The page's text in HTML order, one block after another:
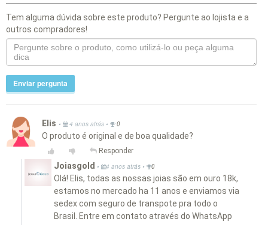
Tem alguma dúvida sobre este produto? Pergunte ao lojista e a
outros compradores!
Enviar pergunta
Elis • 4 anos atrás • 0
O produto é original e de boa qualidade?
Responder
Joiasgold • 4 anos atrás • 0
Olá! Elis, todas as nossas joias são em ouro 18k,
estamos no mercado ha 11 anos e enviamos via
sedex com seguro de transpote pra todo o
Brasil. Entre em contato através do WhatsApp